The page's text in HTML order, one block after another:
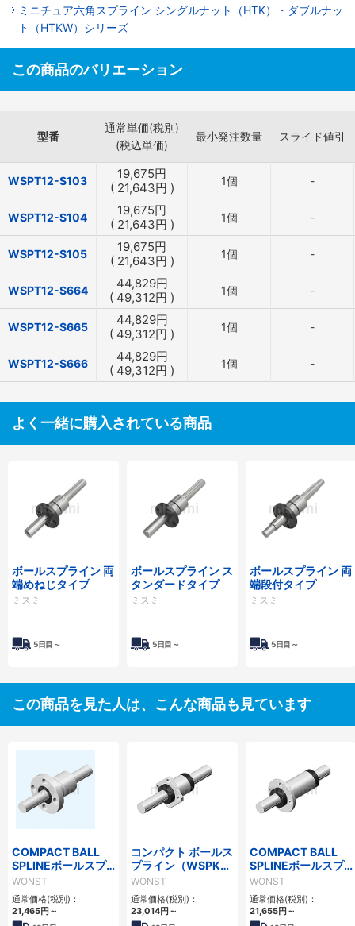
ミニチュア六角スプライン シングルナット（HTK）・ダブルナッ
ト（HTKW）シリーズ
この商品のバリエーション
型番
通常単価(税別)
(税込単価)
最小発注数量 スライド値引
WSPT12-S103 19,675円
( 21,643円 ) 1個 -
WSPT12-S104 19,675円
( 21,643円 ) 1個 -
WSPT12-S105 19,675円
( 21,643円 ) 1個 -
WSPT12-S664 44,829円
( 49,312円 ) 1個 -
WSPT12-S665 44,829円
( 49,312円 ) 1個 -
WSPT12-S666 44,829円
( 49,312円 ) 1個 -
よく一緒に購入されている商品
ボールスプライン 両
端めねじタイプ
ミスミ
5日目～
ボールスプライン ス
タンダードタイプ
ミスミ
5日目～
ボールスプライン 両
端段付タイプ
ミスミ
5日目～
この商品を見た人は、こんな商品も見ています
COMPACT BALL
SPLINEボールスプ
ライン(WSPTFシリ
ーズ)
WONST
通常価格(税別)：
21,465円～
コンパクト ボールス
プライン（WSPKシ
リーズ）
WONST
通常価格(税別)：
23,014円～
COMPACT BALL
SPLINEボールスプ
ライン（WSPFLシ
リーズ）
WONST
通常価格(税別)：
21,655円～